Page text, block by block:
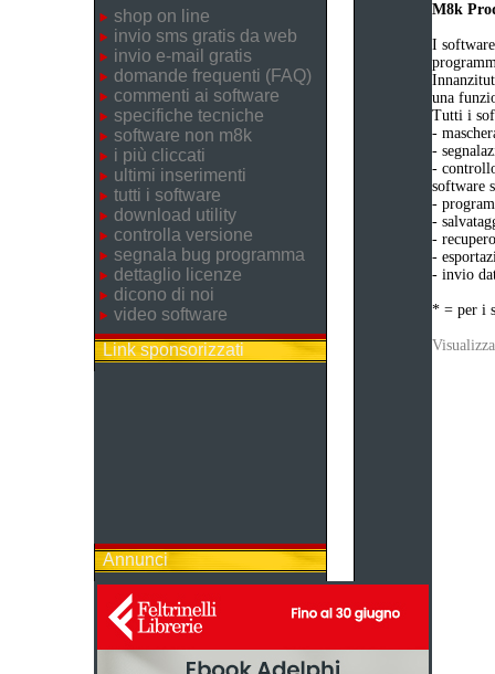
shop on line
invio sms gratis da web
invio e-mail gratis
domande frequenti (FAQ)
commenti ai software
specifiche tecniche
software non m8k
i più cliccati
ultimi inserimenti
tutti i software
download utility
controlla versione
segnala bug programma
dettaglio licenze
dicono di noi
video software
Link sponsorizzati
Annunci
M8k
I
una
Tutti i
-
-
-
software
-
-
-
-
- invio
* = per i